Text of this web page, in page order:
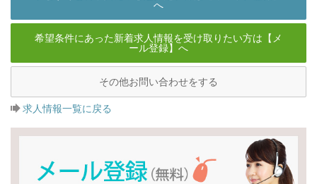
へ
希望条件にあった新着求人情報を受け取りたい方は【メ
ール登録】へ
その他お問い合わせをする
求人情報一覧に戻る